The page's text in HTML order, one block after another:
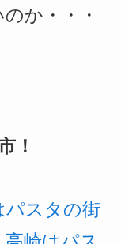
か・・・
！
パスタの街